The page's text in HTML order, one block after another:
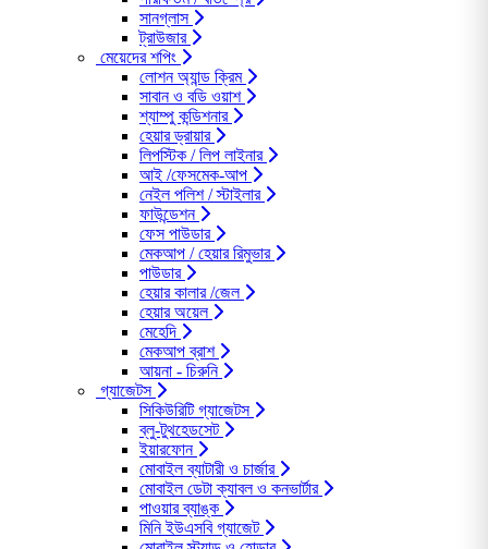
সানগ্লাস
ট্রাউজার
মেয়েদের শপিং
লোশন অ্যান্ড ক্রিম
সাবান ও বডি ওয়াশ
শ্যাম্পু কন্ডিশনার
হেয়ার ড্রায়ার
লিপস্টিক / লিপ লাইনার
আই /ফেসমেক-আপ
নেইল পলিশ / স্টাইলার
ফাউন্ডেশন
ফেস পাউডার
মেকআপ / হেয়ার রিমুভার
পাউডার
হেয়ার কালার /জেল
হেয়ার অয়েল
মেহেদি
মেকআপ ব্রাশ
আয়না - চিরুনি
গ্যাজেটস
সিকিউরিটি গ্যাজেটস
ব্লু-টুথহেডসেট
ইয়ারফোন
মোবাইল ব্যাটারী ও চার্জার
মোবাইল ডেটা ক্যাবল ও কনভার্টার
পাওয়ার ব্যাঙ্ক
মিনি ইউএসবি গ্যাজেট